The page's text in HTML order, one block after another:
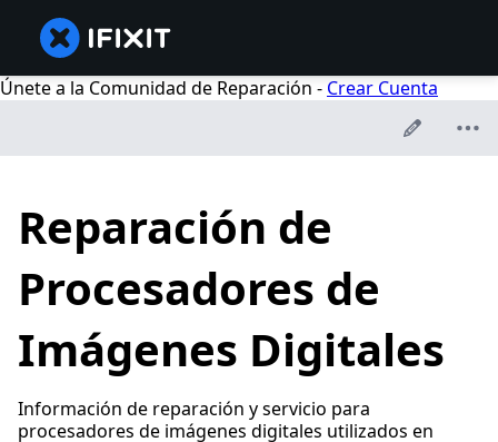
Únete a la Comunidad de Reparación - Crear Cuenta
Reparación de
Procesadores de
Imágenes Digitales
Información de reparación y servicio para
procesadores de imágenes digitales utilizados en